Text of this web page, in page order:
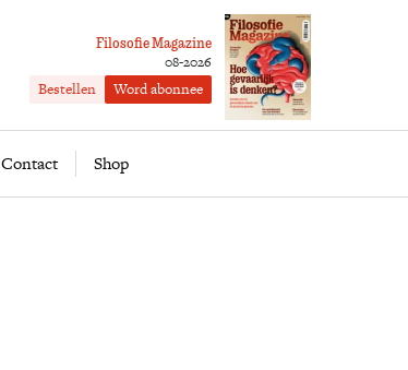
Filosofie Magazine
08-2026
Bestellen Word abonnee
Contact Shop
Word abonnee